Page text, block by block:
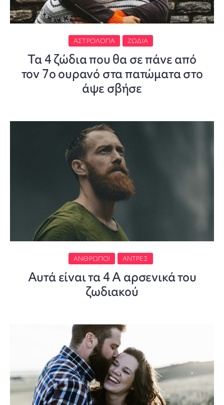
ΑΣΤΡΟΛΟΓΊΑ ΖΏΔΙΑ
Τα 4 ζώδια που θα σε πάνε από
τον 7ο ουρανό στα πατώματα στο
άψε σβήσε
ΆΝΘΡΩΠΟΙ ΆΝΤΡΕΣ
Αυτά είναι τα 4 Α αρσενικά του
ζωδιακού